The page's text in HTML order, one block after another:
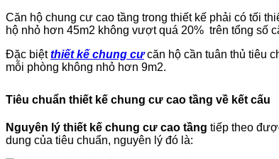
Căn hộ chung cư cao tầng trong thiết kế phải có tối
hộ nhỏ hơn 45m2 không vượt quá 20% trên tổng số
Đặc biệtthiết kế chung cưcăn hộ cần tuân thủ tiêu
mỗi phòng không nhỏ hơn 9m2.
Tiêu chuẩn thiết kế chung cư cao tầng về kết cấu
Nguyên lý thiết kế chung cư cao tầng tiếp theo
dung của tiêu chuẩn, nguyên lý đó là: